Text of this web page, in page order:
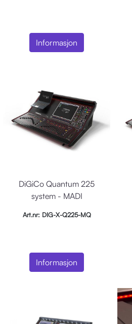
Informasjon
DiGiCo Quantum 225
system - MADI
Art.nr: DIG-X-Q225-MQ
Informasjon